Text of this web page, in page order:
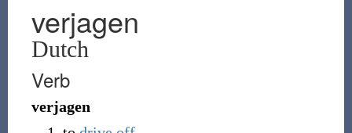
verjagen
Dutch
Verb
verjagen